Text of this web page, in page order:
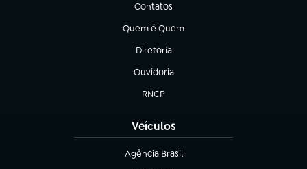
Contatos
(abre em nova aba)
Quem é Quem
(abre em nova aba)
Diretoria
(abre em nova aba)
Ouvidoria
(abre em nova aba)
RNCP
(abre em nova aba)
Veículos
Agência Brasil
(abre em nova aba)